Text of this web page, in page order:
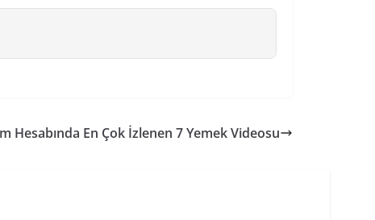
Hesabında En Çok İzlenen 7 Yemek Videosu